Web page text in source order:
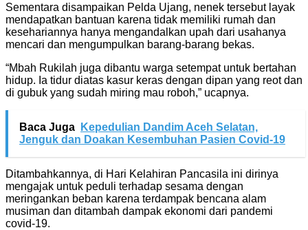
Sementara disampaikan Pelda Ujang, nenek tersebut layak
mendapatkan bantuan karena tidak memiliki rumah dan
kesehariannya hanya mengandalkan upah dari usahanya
mencari dan mengumpulkan barang-barang bekas.
“Mbah Rukilah juga dibantu warga setempat untuk bertahan
hidup. Ia tidur diatas kasur keras dengan dipan yang reot dan
di gubuk yang sudah miring mau roboh,” ucapnya.
Baca Juga
Kepedulian Dandim Aceh Selatan,
Jenguk dan Doakan Kesembuhan Pasien Covid-19
Ditambahkannya, di Hari Kelahiran Pancasila ini dirinya
mengajak untuk peduli terhadap sesama dengan
meringankan beban karena terdampak bencana alam
musiman dan ditambah dampak ekonomi dari pandemi
covid-19.